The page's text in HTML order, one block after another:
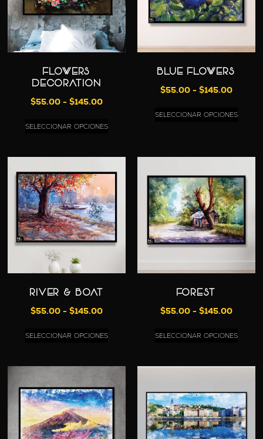
FLOWERS
DECORATION
$55.00 - $145.00
SELECCIONAR OPCIONES
BLUE FLOWERS
$55.00 - $145.00
SELECCIONAR OPCIONES
RIVER & BOAT
$55.00 - $145.00
SELECCIONAR OPCIONES
FOREST
$55.00 - $145.00
SELECCIONAR OPCIONES